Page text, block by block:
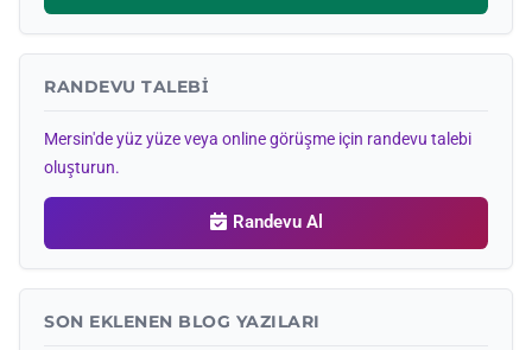
RANDEVU TALEBI
Mersin'de yüz yüze veya online görüşme için randevu talebi
oluşturun.
Randevu Al
SON EKLENEN BLOG YAZILARI